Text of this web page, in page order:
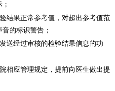
结果正常参考值，对超出参考值范
的标识警告；
送经过审核的检验结果信息的功
相应管理规定，提前向医生做出提